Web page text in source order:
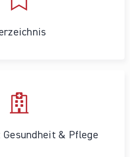
& Pflege